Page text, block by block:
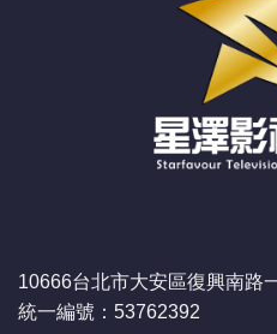
10666台北市大安區復興南路
統一編號：53762392